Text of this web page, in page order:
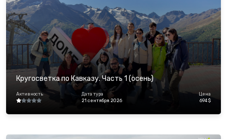
Кругосветка по Кавказу. Часть 1 (осень)
Активность
Дата тура
21 сентября 2026
Цена
694 $